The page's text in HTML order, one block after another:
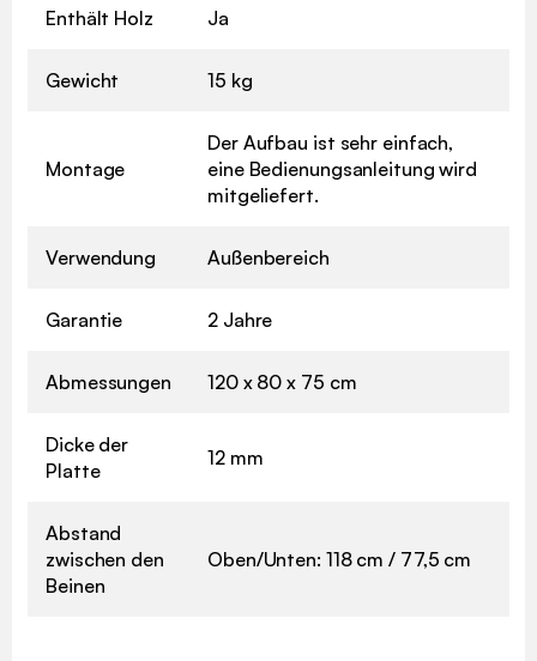
Enthält Holz Ja
Gewicht 15 kg
Montage
Der Aufbau ist sehr einfach,
eine Bedienungsanleitung wird
mitgeliefert.
Verwendung Außenbereich
Garantie 2 Jahre
Abmessungen 120 x 80 x 75 cm
Dicke der
Platte
12 mm
Abstand
zwischen den
Beinen
Oben/Unten: 118 cm / 77,5 cm